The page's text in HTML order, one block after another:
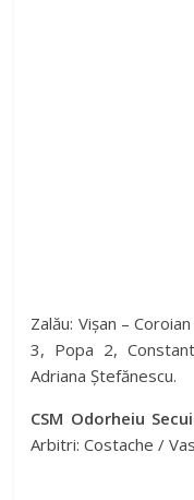
Zalău: Vișan –
3, Popa 2,
Adriana Ștefănescu.
CSM Odorheiu
Arbitri: Costache /